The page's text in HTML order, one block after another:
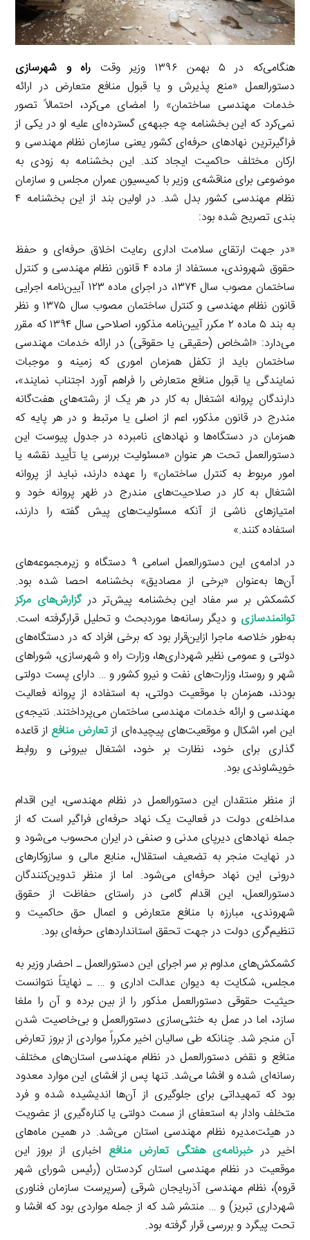
هنگامی‌که در ۵ بهمن ۱۳۹۶ وزیر وقت
راه و شهرسازی
دستورالعمل «منع پذیرش و یا قبول منافع متعارض در ارائه
خدمات مهندسی ساختمان» را امضای می‌کرد، احتمالاً تصور
نمی‌کرد که این بخشنامه چه جبهه‌ی گسترده‌ای علیه او در یکی از
فراگیرترین نهادهای حرفه‌ای کشور یعنی سازمان نظام مهندسی و
ارکان مختلف حاکمیت ایجاد کند. این بخشنامه به زودی به
موضوعی برای مناقشه‌ی وزیر با کمیسیون عمران مجلس و سازمان
نظام مهندسی کشور بدل شد. در اولین بند از این بخشنامه ۴
بندی تصریح شده بود:
«در جهت ارتقای سلامت اداری رعایت اخلاق حرفه‌ای و حفظ
حقوق شهروندی، مستفاد از ماده ۴ قانون نظام مهندسی و کنترل
ساختمان مصوب سال ۱۳۷۴، در اجرای ماده ۱۲۳ آیین‌نامه اجرایی
قانون نظام مهندسی و کنترل ساختمان مصوب سال ۱۳۷۵ و نظر
به بند ۵ ماده ۲ مکرر آیین‌نامه مذکور، اصلاحی سال ۱۳۹۴ که مقرر
می‌دارد: «اشخاص (حقیقی یا حقوقی) در ارائه خدمات مهندسی
ساختمان باید از تکفل همزمان اموری که زمینه و موجبات
نمایندگی یا قبول منافع متعارض را فراهم آورد اجتناب نمایند»،
دارندگان پروانه اشتغال به کار در هر یک از رشته‌های هفت‌گانه
مندرج در قانون مذکور، اعم از اصلی یا مرتبط و در هر پایه که
همزمان در دستگاه‌ها و نهادهای نامبرده در جدول پیوست این
دستورالعمل تحت هر عنوان «مسئولیت بررسی یا تأیید نقشه یا
امور مربوط به کنترل ساختمان» را عهده دارند، نباید از پروانه
اشتغال به کار در صلاحیت‌های مندرج در ظهر پروانه خود و
امتیازهای ناشی از آنکه مسئولیت‌های پیش گفته را دارند،
استفاده کنند.»
در ادامه‌ی این دستورالعمل اسامی ۹ دستگاه و زیرمجموعه‌های
آن‌ها به‌عنوان «برخی از مصادیق» بخشنامه احصا شده بود.
کشمکش بر سر مفاد این بخشنامه پیش‌تر درگزارش‌های مرکز
توانمندسازی و دیگر رسانه‌ها موردبحث و تحلیل قرارگرفته است.
به‌طور خلاصه ماجرا ازاین‌قرار بود که برخی افراد که در دستگاه‌های
دولتی و عمومی نظیر شهرداری‌ها، وزارت راه و شهرسازی، شوراهای
شهر و روستا، وزارت‌های نفت و نیرو کشور و … دارای پست دولتی
بودند، همزمان با موقعیت دولتی، به استفاده از پروانه فعالیت
مهندسی و ارائه خدمات مهندسی ساختمان می‌پرداختند. نتیجه‌ی
این امر، اشکال و موقعیت‌های پیچیده‌ای ازتعارض منافع از قاعده
گذاری برای خود، نظارت بر خود، اشتغال بیرونی و روابط
خویشاوندی بود.
از منظر منتقدان این دستورالعمل در نظام مهندسی، این اقدام
مداخله‌ی دولت در فعالیت یک نهاد حرفه‌ای فراگیر است که از
جمله نهادهای دیرپای مدنی و صنفی در ایران محسوب می‌شود و
در نهایت منجر به تضعیف استقلال، منابع مالی و سازوکارهای
درونی این نهاد حرفه‌ای می‌شود. اما از منظر تدوین‌کنندگان
دستورالعمل، این اقدام گامی در راستای حفاظت از حقوق
شهروندی، مبارزه با منافع متعارض و اعمال حق حاکمیت و
تنظیم‌گری دولت در جهت تحقق استانداردهای حرفه‌ای بود.
کشمکش‌های مداوم بر سر اجرای این دستورالعمل ـ احضار وزیر به
مجلس، شکایت به دیوان عدالت اداری و … ـ نهایتاً نتوانست
حیثیت حقوقی دستورالعمل مذکور را از بین برده و آن را ملغا
سازد، اما در عمل به خنثی‌سازی دستورالعمل و بی‌خاصیت شدن
آن منجر شد. چنانکه طی سالیان اخیر مکرراً مواردی از بروز تعارض
منافع و نقض دستورالعمل در نظام مهندسی استان‌های مختلف
رسانه‌ای شده و افشا می‌شد. تنها پس از افشای این موارد معدود
بود که تمهیداتی برای جلوگیری از آن‌ها اندیشیده شده و فرد
متخلف وادار به استعفای از سمت دولتی یا کناره‌گیری از عضویت
در هیئت‌مدیره نظام مهندسی استان می‌شد. در همین ماه‌های
اخیر در خبرنامه‌ی هفتگی تعارض منافع اخباری از بروز این
موقعیت در نظام مهندسی استان کردستان (رئیس شورای شهر
قروه)، نظام مهندسی آذربایجان شرقی (سرپرست سازمان فناوری
شهرداری تبریز) و … منتشر شد که از جمله مواردی بود که افشا و
تحت پیگرد و بررسی قرار گرفته بود.